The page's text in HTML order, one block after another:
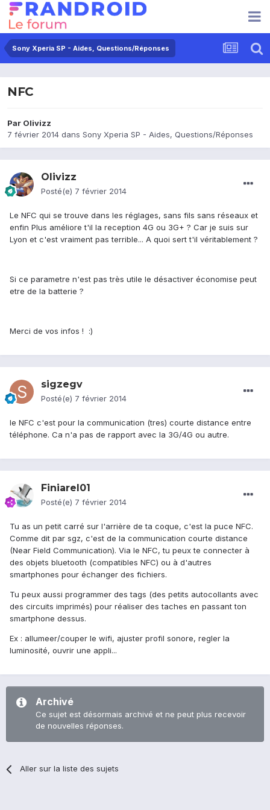
Sony Xperia SP - Aides, Questions/Réponses
NFC
Par Olivizz
7 février 2014 dans Sony Xperia SP - Aides, Questions/Réponses
Olivizz
Posté(e) 7 février 2014
Le NFC qui se trouve dans les réglages, sans fils sans réseaux et
enfin Plus améliore t'il la reception 4G ou 3G+ ? Car je suis sur
Lyon et c'est vraiment pas terrible... A quoi sert t'il véritablement ?
Si ce parametre n'est pas très utile le désactiver économise peut
etre de la batterie ?
Merci de vos infos ! :)
sigzegv
Posté(e) 7 février 2014
le NFC c'est pour la communication (tres) courte distance entre
téléphone. Ca n'a pas de rapport avec la 3G/4G ou autre.
Finiarel01
Posté(e) 7 février 2014
Tu as un petit carré sur l'arrière de ta coque, c'est la puce NFC.
Comme dit par sgz, c'est de la communication courte distance
(Near Field Communication). Via le NFC, tu peux te connecter à
des objets bluetooth (compatibles NFC) ou à d'autres
smartphones pour échanger des fichiers.
Tu peux aussi programmer des tags (des petits autocollants avec
des circuits imprimés) pour réaliser des taches en passant ton
smartphone dessus.
Ex : allumeer/couper le wifi, ajuster profil sonore, regler la
luminosité, ouvrir une appli...
Archivé
Ce sujet est désormais archivé et ne peut plus recevoir
de nouvelles réponses.
Aller sur la liste des sujets